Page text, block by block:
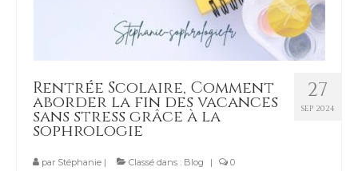
La sophrologie, c’est quoi ?
Contact
27
SEP 2024
Rentrée Scolaire, Comment
aborder la fin des vacances
sans stress grâce à la
sophrologie
par Stéphanie | Classé dans : Blog | 0